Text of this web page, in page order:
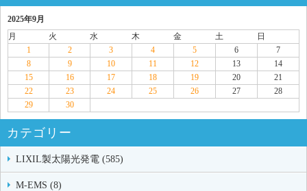
2025年9月
月
火 水 木 金 土
日
1
2 3 4 5 6
7
8
9 10 11 12 13
14
15
16 17 18 19 20
21
22
23 24 25 26 27
28
29
30
カテゴリー
LIXIL製太陽光発電 (585)
M-EMS (8)